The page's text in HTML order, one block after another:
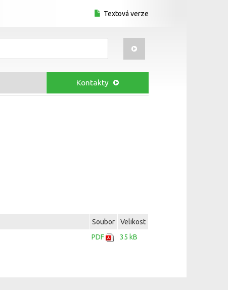
Textová verze
Kontakty
Soubor
Velikost
PDF 35 kB